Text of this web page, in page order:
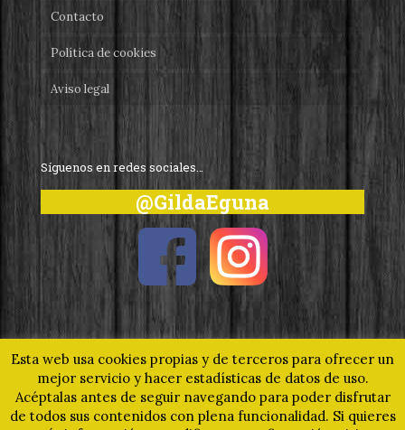
Contacto
Política de cookies
Aviso legal
Síguenos en redes sociales…
@GildaEguna
© 2019 Gilda Eguna - Un homenaje a nuestro pintxo más
universal. Todos los derechos reservados.www.gilda.eus
Esta web usa cookies propias y de terceros para ofrecer un
mejor servicio y hacer estadísticas de datos de uso.
Acéptalas antes de seguir navegando para poder disfrutar
de todos sus contenidos con plena funcionalidad. Si quieres